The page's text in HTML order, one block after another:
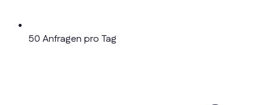
50 Anfragen pro Tag